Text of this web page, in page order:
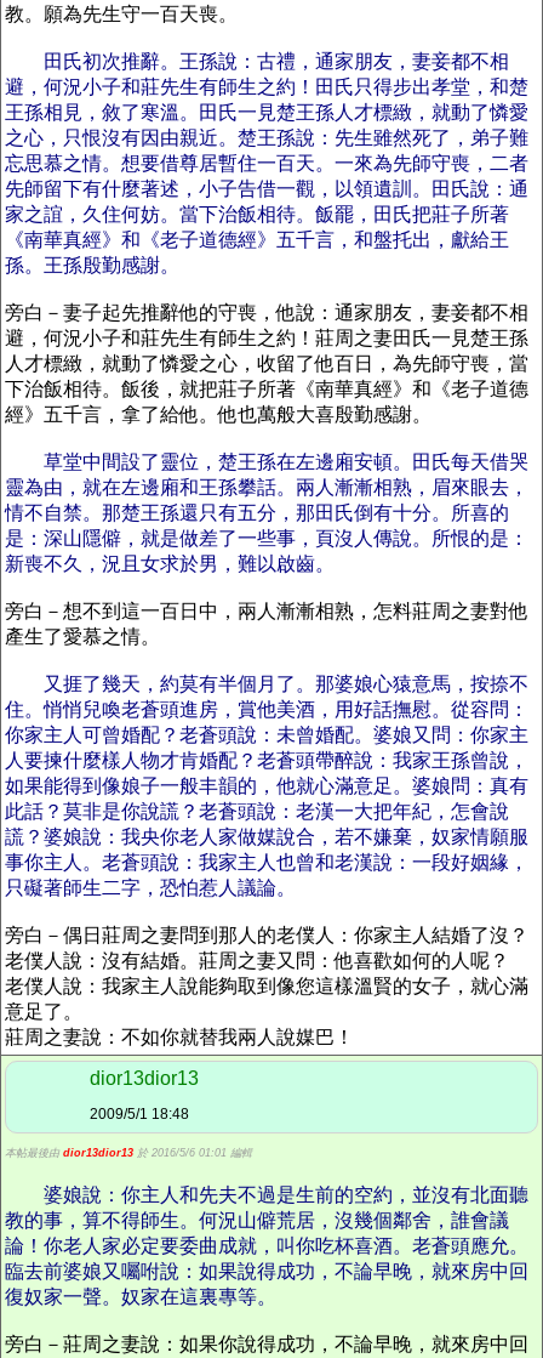
教。願為先生守一百天喪。
田氏初次推辭。王孫說：古禮，通家朋友，妻妾都不相
避，何況小子和莊先生有師生之約！田氏只得步出孝堂，和楚
王孫相見，敘了寒溫。田氏一見楚王孫人才標緻，就動了憐愛
之心，只恨沒有因由親近。楚王孫說：先生雖然死了，弟子難
忘思慕之情。想要借尊居暫住一百天。一來為先師守喪，二者
先師留下有什麼著述，小子告借一觀，以領遺訓。田氏說：通
家之誼，久住何妨。當下治飯相待。飯罷，田氏把莊子所著
《南華真經》和《老子道德經》五千言，和盤托出，獻給王
孫。王孫殷勤感謝。
旁白－妻子起先推辭他的守喪，他說：通家朋友，妻妾都不相
避，何況小子和莊先生有師生之約！莊周之妻田氏一見楚王孫
人才標緻，就動了憐愛之心，收留了他百日，為先師守喪，當
下治飯相待。飯後，就把莊子所著《南華真經》和《老子道德
經》五千言，拿了給他。他也萬般大喜殷勤感謝。
草堂中間設了靈位，楚王孫在左邊廂安頓。田氏每天借哭
靈為由，就在左邊廂和王孫攀話。兩人漸漸相熟，眉來眼去，
情不自禁。那楚王孫還只有五分，那田氏倒有十分。所喜的
是：深山隱僻，就是做差了一些事，頁沒人傳說。所恨的是：
新喪不久，況且女求於男，難以啟齒。
旁白－想不到這一百日中，兩人漸漸相熟，怎料莊周之妻對他
產生了愛慕之情。
又捱了幾天，約莫有半個月了。那婆娘心猿意馬，按捺不
住。悄悄兒喚老蒼頭進房，賞他美酒，用好話撫慰。從容問：
你家主人可曾婚配？老蒼頭說：未曾婚配。婆娘又問：你家主
人要揀什麼樣人物才肯婚配？老蒼頭帶醉說：我家王孫曾說，
如果能得到像娘子一般丰韻的，他就心滿意足。婆娘問：真有
此話？莫非是你說謊？老蒼頭說：老漢一大把年紀，怎會說
謊？婆娘說：我央你老人家做媒說合，若不嫌棄，奴家情願服
事你主人。老蒼頭說：我家主人也曾和老漢說：一段好姻緣，
只礙著師生二字，恐怕惹人議論。
旁白－偶日莊周之妻問到那人的老僕人：你家主人結婚了沒？
老僕人說：沒有結婚。莊周之妻又問：他喜歡如何的人呢？
老僕人說：我家主人說能夠取到像您這樣溫賢的女子，就心滿
意足了。
莊周之妻說：不如你就替我兩人說媒巴！
dior13dior13
2009/5/1 18:48
本帖最後由 dior13dior13 於 2016/5/6 01:01 編輯
婆娘說：你主人和先夫不過是生前的空約，並沒有北面聽
教的事，算不得師生。何況山僻荒居，沒幾個鄰舍，誰會議
論！你老人家必定要委曲成就，叫你吃杯喜酒。老蒼頭應允。
臨去前婆娘又囑咐說：如果說得成功，不論早晚，就來房中回
復奴家一聲。奴家在這裏專等。
旁白－莊周之妻說：如果你說得成功，不論早晚，就來房中回